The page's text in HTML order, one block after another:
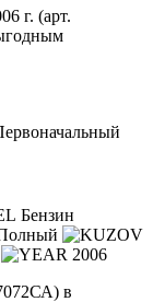
Бензин
2006